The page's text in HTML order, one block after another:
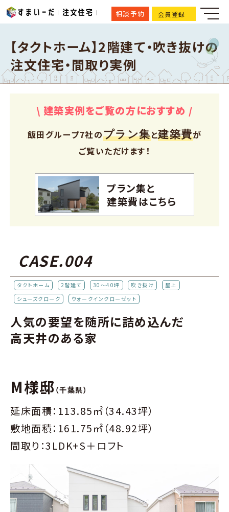
相談予約 会員登録
【タクトホーム】2階建て・吹き抜けの
注文住宅・間取り実例
\ 建築実例をご覧の方におすすめ /
飯田グループ7社のプラン集と建築費が
ご覧いただけます！
プラン集と
建築費はこちら
CASE.004
タクトホーム 2階建て 30～40坪 吹き抜け
屋上
シューズクローク
ウォークインクローゼット
人気の要望を随所に詰め込んだ
高天井のある家
M様邸（千葉県）
延床面積：113.85㎡（34.43坪）
敷地面積：161.75㎡（48.92坪）
間取り：3LDK+S＋ロフト